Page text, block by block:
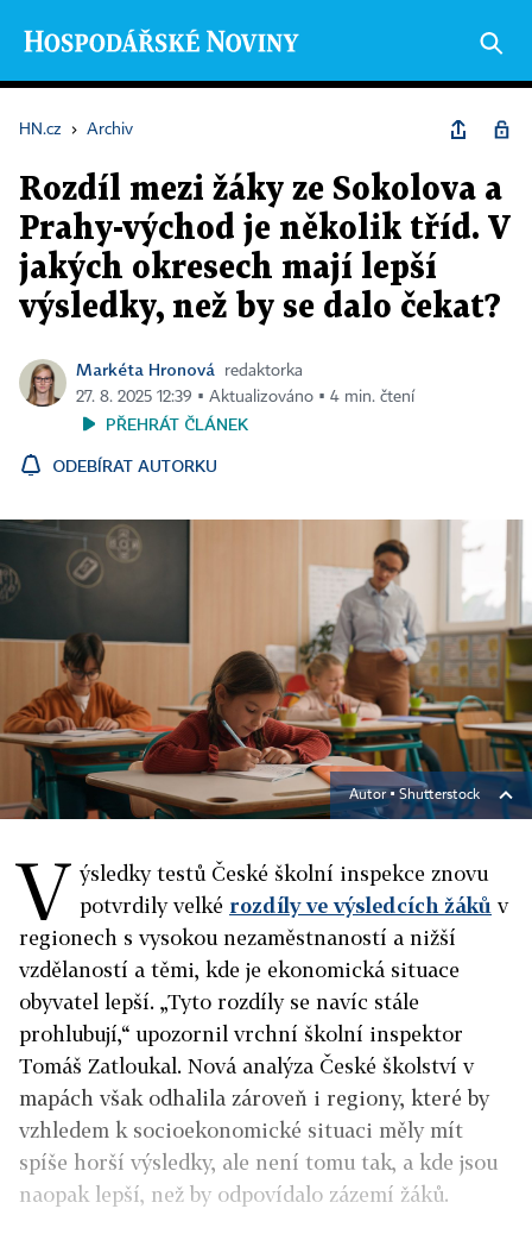
HN.cz › Archiv
Rozdíl mezi žáky ze Sokolova a
Prahy-východ je několik tříd. V
jakých okresech mají lepší
výsledky, než by se dalo čekat?
Markéta Hronová
redaktorka
27. 8. 2025 12:39 ▪ Aktualizováno ▪ 4 min. čtení
PŘEHRÁT ČLÁNEK
ODEBÍRAT AUTORKU
Autor ▪ Shutterstock
V ýsledky testů České školní inspekce znovu
potvrdily velké rozdíly ve výsledcích žáků v
regionech s vysokou nezaměstnaností a nižší
vzdělaností a těmi, kde je ekonomická situace
obyvatel lepší. „Tyto rozdíly se navíc stále
prohlubují,“ upozornil vrchní školní inspektor
Tomáš Zatloukal. Nová analýza České školství v
mapách však odhalila zároveň i regiony, které by
vzhledem k socioekonomické situaci měly mít
spíše horší výsledky, ale není tomu tak, a kde jsou
naopak lepší, než by odpovídalo zázemí žáků.